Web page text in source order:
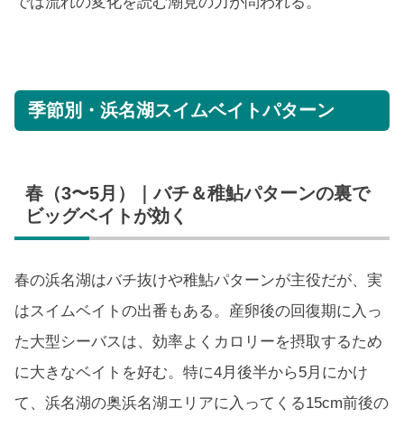
季節別・浜名湖スイムベイトパターン
春（3〜5月）｜バチ＆稚鮎パターンの裏で
ビッグベイトが効く
春の浜名湖はバチ抜けや稚鮎パターンが主役だが、実
はスイムベイトの出番もある。産卵後の回復期に入っ
た大型シーバスは、効率よくカロリーを摂取するため
に大きなベイトを好む。特に4月後半から5月にかけ
て、浜名湖の奥浜名湖エリアに入ってくる15cm前後の